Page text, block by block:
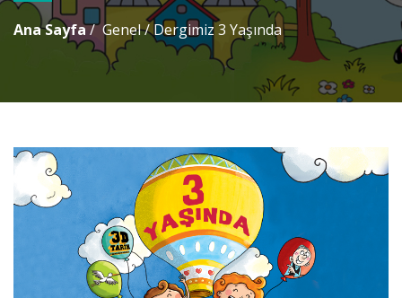
Ana Sayfa Genel/Dergimiz 3 Yaşında